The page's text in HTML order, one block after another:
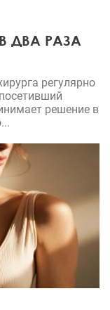
ДВА РАЗА
регулярно
решение в